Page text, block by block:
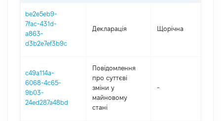
be2e5eb9-
7fac-431d-
a863-
d3b2e7ef3b9c
Декларація Щорічна
c49a114a-
6068-4c65-
9b03-
24ed287a48bd
Повідомлення
про суттєві
зміни y
майновому
стані
-